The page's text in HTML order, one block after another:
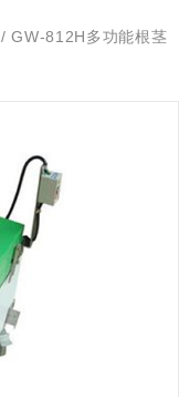
/ GW-812H多功能根茎